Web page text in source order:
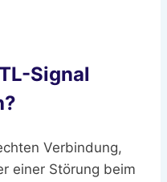
Signal
Verbindung,
einer Störung beim